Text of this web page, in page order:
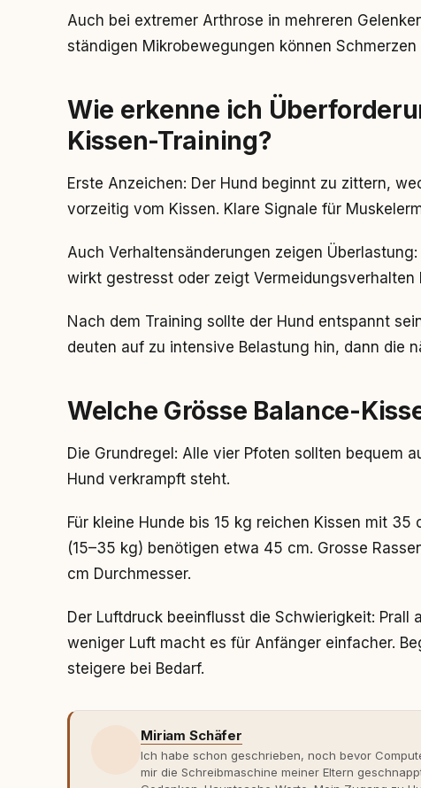
Auch bei extremer Arthrose in mehreren
ständigen Mikrobewegungen können
Wie erkenne ich
Kissen-Training?
Erste Anzeichen: Der Hund beginnt zu zittern,
vorzeitig vom Kissen. Klare Signale für
Auch Verhaltensänderungen zeigen
wirkt gestresst oder zeigt Vermeidungsverhalten
Nach dem Training sollte der Hund entspannt
deuten auf zu intensive Belastung hin, dann die
Welche Grösse Balance-
Die Grundregel: Alle vier Pfoten sollten bequem
Hund verkrampft steht.
Für kleine Hunde bis 15 kg reichen Kissen mit
(15–35 kg) benötigen etwa 45 cm. Grosse
cm Durchmesser.
Der Luftdruck beeinflusst die Schwierigkeit:
weniger Luft macht es für Anfänger einfacher.
steigere bei Bedarf.
Miriam Schäfer
Ich habe schon geschrieben, noch bevor
mir die Schreibmaschine meiner Eltern